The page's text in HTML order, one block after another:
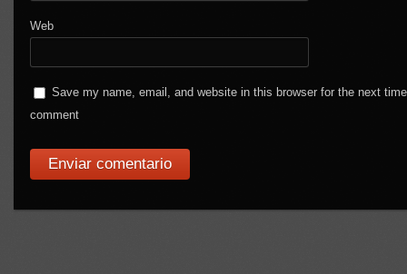
Web
Save my name, email, and website in this browser for the next
comment